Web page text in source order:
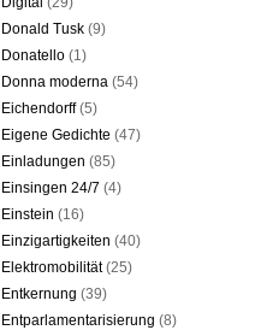
Donald Tusk (9)
Donatello (1)
Donna moderna (54)
Eichendorff(5)
Eigene Gedichte (47)
Einladungen (85)
Einsingen 24/7 (4)
Einstein (16)
Einzigartigkeiten (40)
Elektromobilität(25)
Entkernung (39)
Entparlamentarisierung (8)